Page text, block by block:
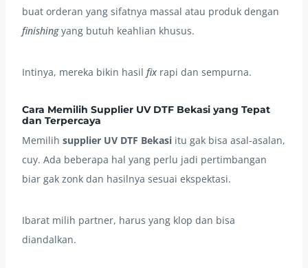
buat orderan yang sifatnya massal atau produk dengan
finishingyang butuh keahlian khusus.
Intinya, mereka bikin hasil fix rapi dan sempurna.
Cara Memilih Supplier UV DTF Bekasi yang Tepat
dan Terpercaya
Memilih supplier UV DTF Bekasi itu gak bisa asal-asalan,
cuy. Ada beberapa hal yang perlu jadi pertimbangan
biar gak zonk dan hasilnya sesuai ekspektasi.
Ibarat milih partner, harus yang klop dan bisa
diandalkan.